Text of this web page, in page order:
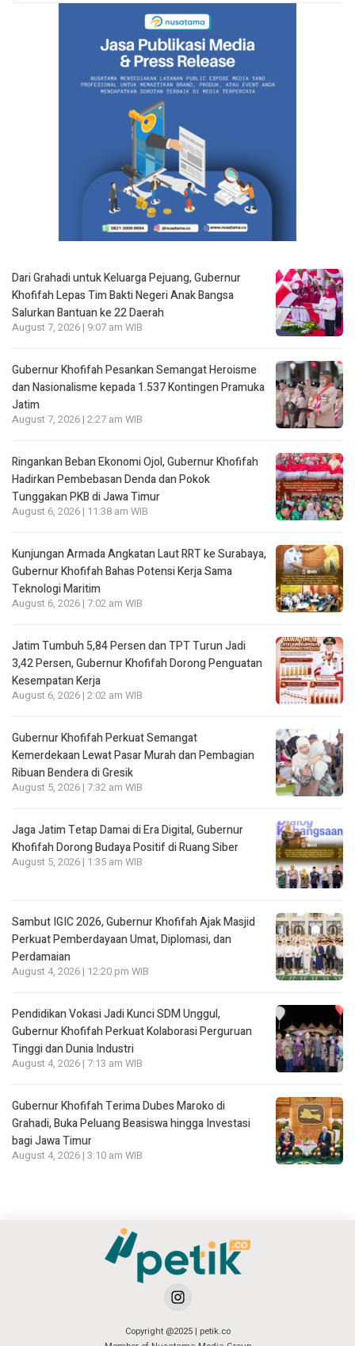
Dari Grahadi untuk Keluarga Pejuang, Gubernur
Khofifah Lepas Tim Bakti Negeri Anak Bangsa
Salurkan Bantuan ke 22 Daerah
August 7, 2026 | 9:07 am WIB
Gubernur Khofifah Pesankan Semangat Heroisme
dan Nasionalisme kepada 1.537 Kontingen Pramuka
Jatim
August 7, 2026 | 2:27 am WIB
Ringankan Beban Ekonomi Ojol, Gubernur Khofifah
Hadirkan Pembebasan Denda dan Pokok
Tunggakan PKB di Jawa Timur
August 6, 2026 | 11:38 am WIB
Kunjungan Armada Angkatan Laut RRT ke Surabaya,
Gubernur Khofifah Bahas Potensi Kerja Sama
Teknologi Maritim
August 6, 2026 | 7:02 am WIB
Jatim Tumbuh 5,84 Persen dan TPT Turun Jadi
3,42 Persen, Gubernur Khofifah Dorong Penguatan
Kesempatan Kerja
August 6, 2026 | 2:02 am WIB
Gubernur Khofifah Perkuat Semangat
Kemerdekaan Lewat Pasar Murah dan Pembagian
Ribuan Bendera di Gresik
August 5, 2026 | 7:32 am WIB
Jaga Jatim Tetap Damai di Era Digital, Gubernur
Khofifah Dorong Budaya Positif di Ruang Siber
August 5, 2026 | 1:35 am WIB
Sambut IGIC 2026, Gubernur Khofifah Ajak Masjid
Perkuat Pemberdayaan Umat, Diplomasi, dan
Perdamaian
August 4, 2026 | 12:20 pm WIB
Pendidikan Vokasi Jadi Kunci SDM Unggul,
Gubernur Khofifah Perkuat Kolaborasi Perguruan
Tinggi dan Dunia Industri
August 4, 2026 | 7:13 am WIB
Gubernur Khofifah Terima Dubes Maroko di
Grahadi, Buka Peluang Beasiswa hingga Investasi
bagi Jawa Timur
August 4, 2026 | 3:10 am WIB
Copyright @2025 | petik.co